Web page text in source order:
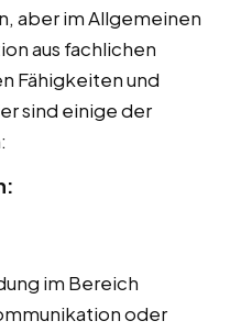
aber im Allgemeinen
aus fachlichen
Fähigkeiten und
sind einige der
im Bereich
oder